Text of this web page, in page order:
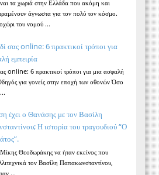
τα χωριά στην Ελλάδα που ακόμη και
άγνωστα για τον πολύ τον κόσμο.
του νομού ...
σας online: 6 πρακτικοί τρόποι για
εμπειρία
online: 6 πρακτικοί τρόποι για μια ασφαλή
για γονείς στην εποχή των οθονών Όσο
έχει ο Θανάσης με τον Βασίλη
Η ιστορία του τραγουδιού “Ο
Θεοδωράκης να ήταν εκείνος που
τον Βασίλη Παπακωνσταντίνου,
...